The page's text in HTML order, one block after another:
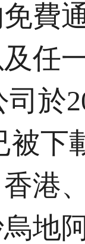
費
任
於
被下
港
地